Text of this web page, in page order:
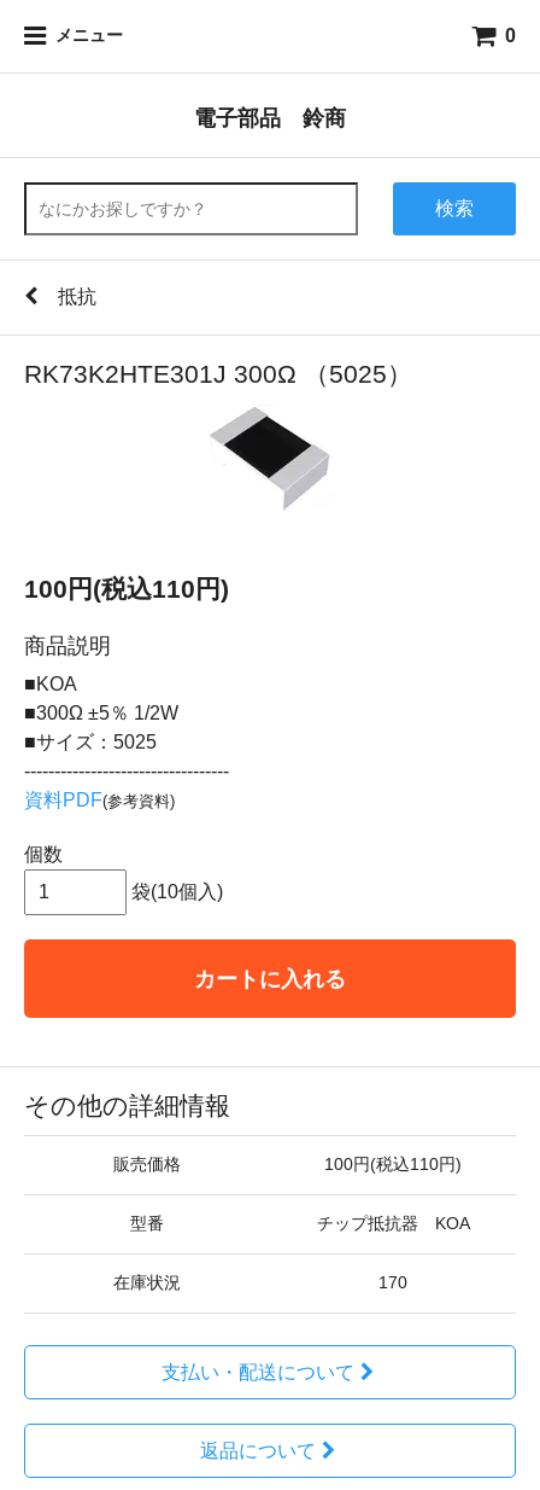
メニュー 0
電子部品 鈴商
検索
抵抗
RK73K2HTE301J 300Ω （5025）
100円(税込110円)
商品説明
■KOA
■300Ω ±5％ 1/2W
■サイズ：5025
----------------------------------
資料PDF(参考資料)
個数
袋(10個入)
カートに入れる
その他の詳細情報
販売価格 100円(税込110円)
型番 チップ抵抗器 KOA
在庫状況 170
支払い・配送について
返品について